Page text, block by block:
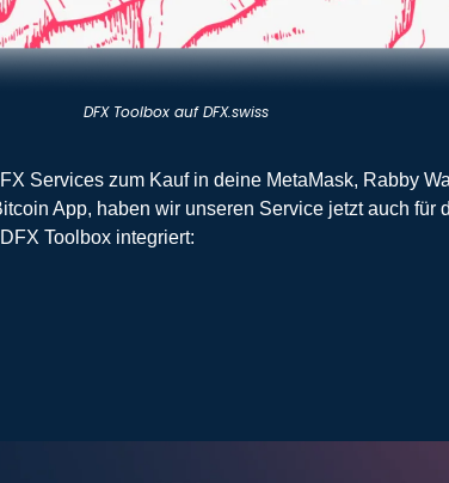
DFX Toolbox auf DFX.swiss
Services zum Kauf in deine MetaMask, Rabby
App, haben wir unseren Service jetzt auch für
Toolbox integriert: